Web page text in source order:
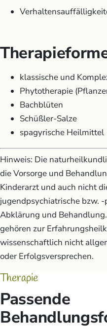
klassische und
Phytotherapie
Bachblüten
Schüßler-Salze
spagyrische Heilmittel
Hinweis: Die
die Vorsorge und
Kinderarzt und auch nicht
jugendpsychiatrische bzw.
Abklärung und
gehören zur
wissenschaftlich nicht
oder Erfolgsversprechen.
Therapie
Passende